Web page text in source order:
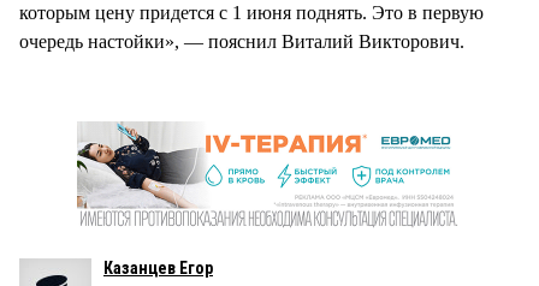
которым цену придется с 1 июня поднять. Это в первую
очередь настойки», — пояснил Виталий Викторович.
Казанцев Егор